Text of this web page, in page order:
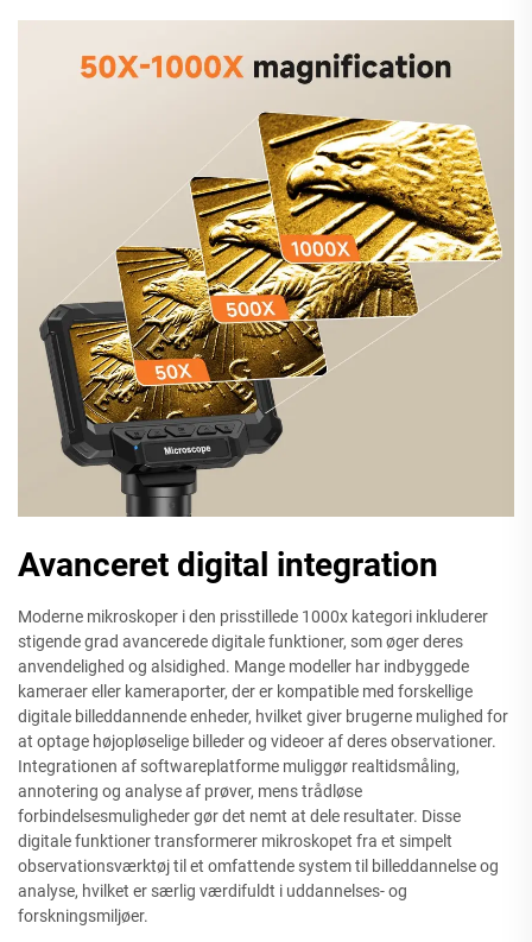
Avanceret digital integration
Moderne mikroskoper i den prisstillede 1000x kategori inkluderer
stigende grad avancerede digitale funktioner, som øger deres
anvendelighed og alsidighed. Mange modeller har indbyggede
kameraer eller kameraporter, der er kompatible med forskellige
digitale billeddannende enheder, hvilket giver brugerne mulighed for
at optage højopløselige billeder og videoer af deres observationer.
Integrationen af softwareplatforme muliggør realtidsmåling,
annotering og analyse af prøver, mens trådløse
forbindelsesmuligheder gør det nemt at dele resultater. Disse
digitale funktioner transformerer mikroskopet fra et simpelt
observationsværktøj til et omfattende system til billeddannelse og
analyse, hvilket er særlig værdifuldt i uddannelses- og
forskningsmiljøer.